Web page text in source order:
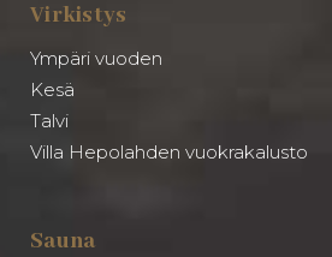
Virkistys
Ympäri vuoden
Kesä
Talvi
Villa Hepolahden vuokrakalusto
Sauna